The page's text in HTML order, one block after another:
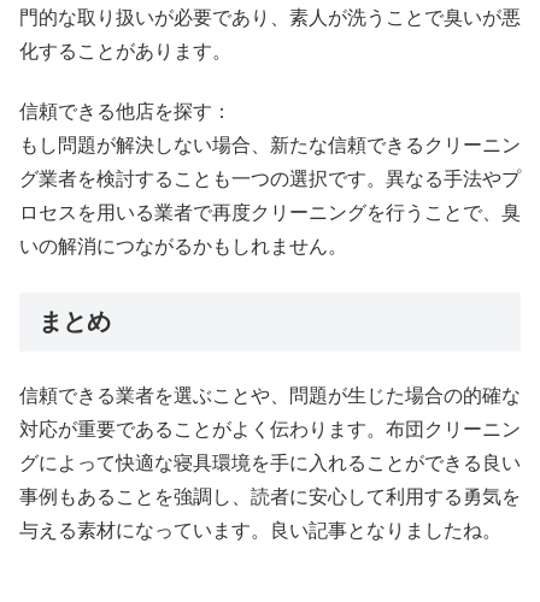
門的な取り扱いが必要であり、素人が洗うことで臭いが悪
化することがあります。
信頼できる他店を探す：
もし問題が解決しない場合、新たな信頼できるクリーニン
グ業者を検討することも一つの選択です。異なる手法やプ
ロセスを用いる業者で再度クリーニングを行うことで、臭
いの解消につながるかもしれません。
まとめ
信頼できる業者を選ぶことや、問題が生じた場合の的確な
対応が重要であることがよく伝わります。布団クリーニン
グによって快適な寝具環境を手に入れることができる良い
事例もあることを強調し、読者に安心して利用する勇気を
与える素材になっています。良い記事となりましたね。